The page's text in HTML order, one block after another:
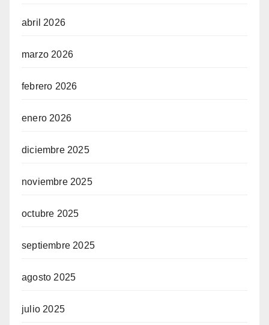
abril 2026
marzo 2026
febrero 2026
enero 2026
diciembre 2025
noviembre 2025
octubre 2025
septiembre 2025
agosto 2025
julio 2025